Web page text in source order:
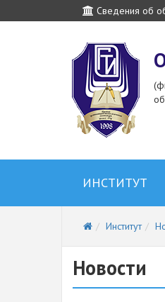
Сведения об
ИНСТИТУТ
Институт
Новости